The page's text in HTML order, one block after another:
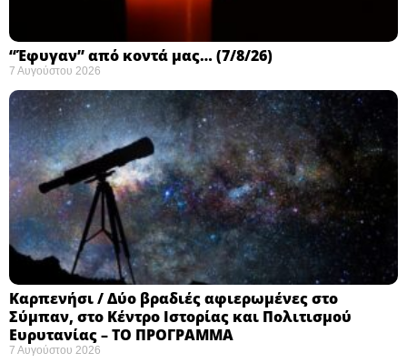
“Έφυγαν” από κοντά μας… (7/8/26)
7 Αυγούστου 2026
Καρπενήσι / Δύο βραδιές αφιερωμένες στο
Σύμπαν, στο Κέντρο Ιστορίας και Πολιτισμού
Ευρυτανίας – ΤΟ ΠΡΟΓΡΑΜΜΑ
7 Αυγούστου 2026